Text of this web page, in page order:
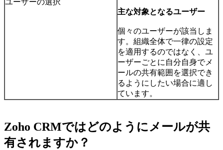
ユーザーの選択
主な対象となるユーザー
個々のユーザーが該当しま
す。組織全体で一律の設定
を適用するのではなく、ユ
ーザーごとに自分自身でメ
ールの共有範囲を選択でき
るようにしたい場合に適し
ています。
Zoho CRMではどのようにメールが共
有されますか？